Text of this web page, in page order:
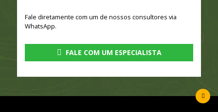
Fale diretamente com um de nossos consultores via
WhatsApp.
FALE COM UM ESPECIALISTA